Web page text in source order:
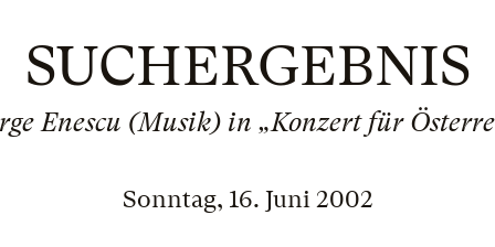
SUCHERGEBNIS
Enescu (Musik) in „Konzert für
Sonntag, 16. Juni 2002